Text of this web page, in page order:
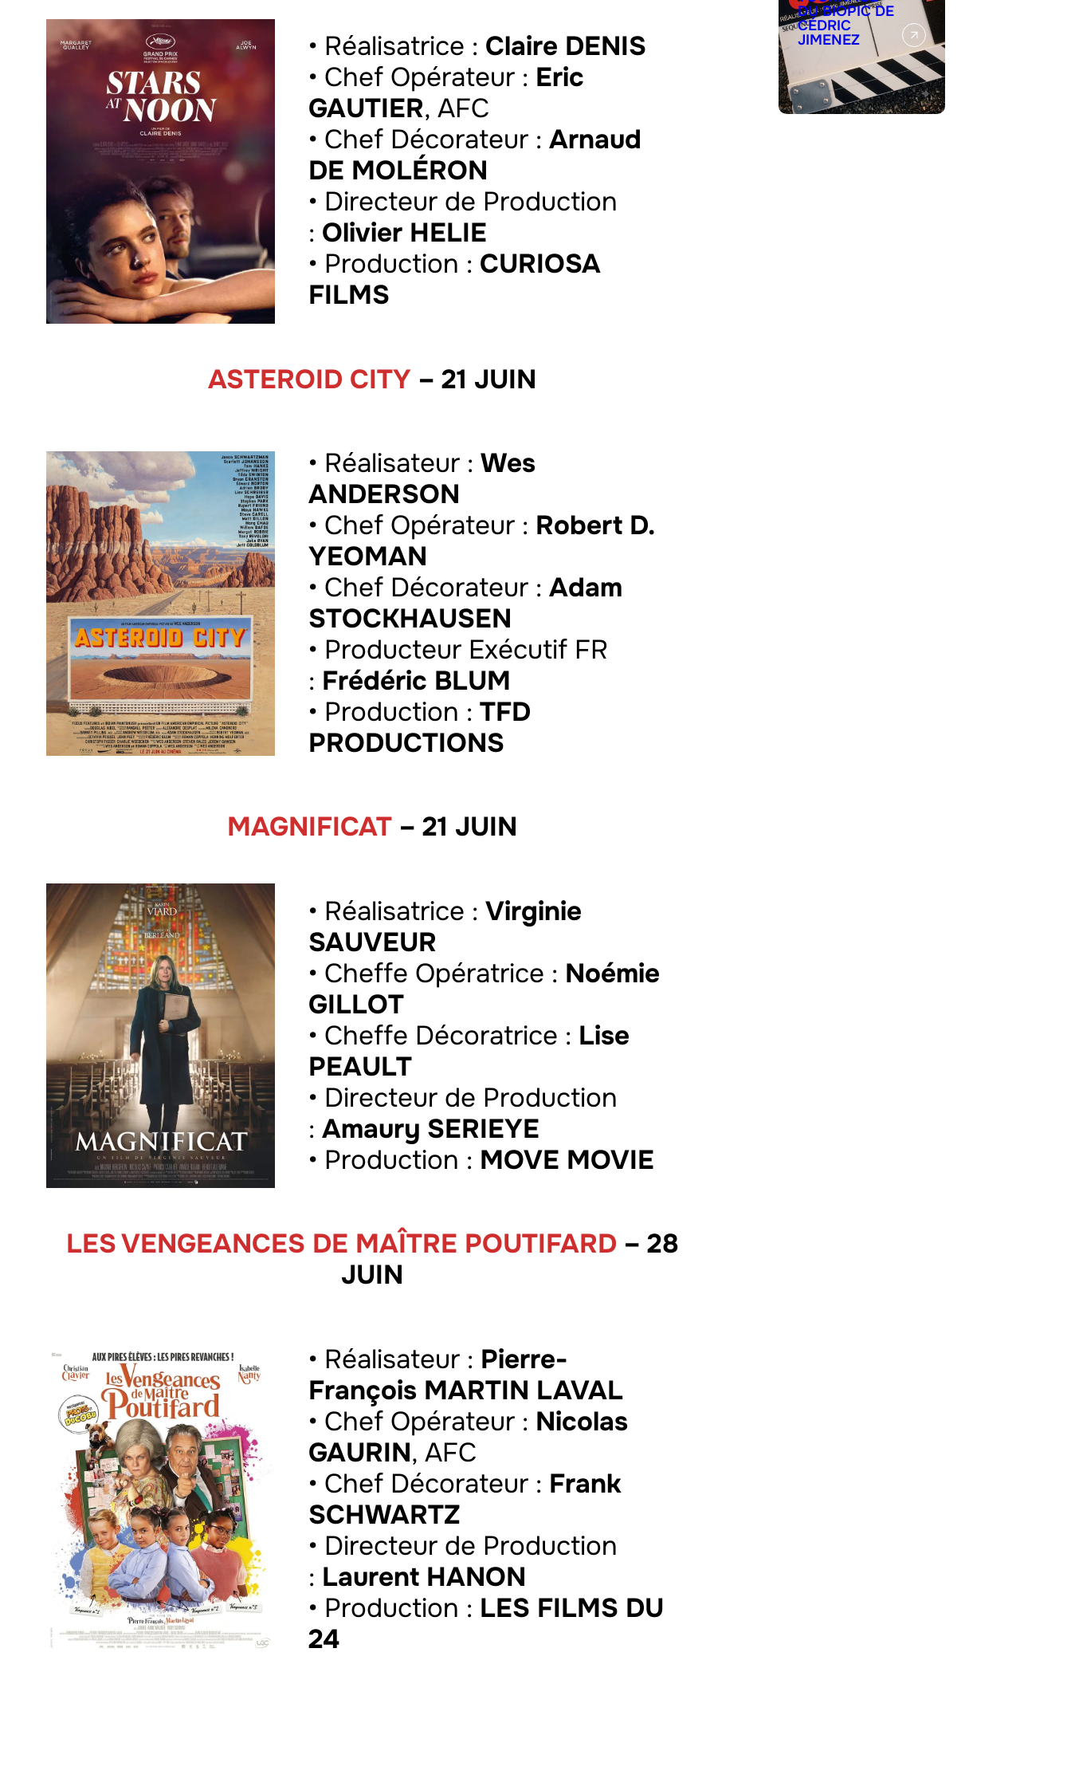
• Réalisatrice : Claire DENIS
• Chef Opérateur : Eric
GAUTIER, AFC
• Chef Décorateur :Arnaud
DE MOLÉRON
• Directeur de Production
: Olivier HELIE
• Production : CURIOSA
FILMS
ASTEROID CITY – 21 JUIN
• Réalisateur :Wes
ANDERSON
• Chef Opérateur : Robert D.
YEOMAN
• Chef Décorateur :Adam
STOCKHAUSEN
• Producteur Exécutif FR
: Frédéric BLUM
• Production :TFD
PRODUCTIONS
MAGNIFICAT – 21 JUIN
• Réalisatrice :Virginie
SAUVEUR
• Cheffe Opératrice : Noémie
GILLOT
• Cheffe Décoratrice : Lise
PEAULT
• Directeur de Production
:Amaury SERIEYE
• Production : MOVE MOVIE
LES VENGEANCES DE MAÎTRE POUTIFARD – 28
JUIN
• Réalisateur : Pierre-
François MARTIN LAVAL
• Chef Opérateur : Nicolas
GAURIN, AFC
• Chef Décorateur : Frank
SCHWARTZ
• Directeur de Production
: Laurent HANON
• Production : LES FILMS DU
24
DU BIOPIC DE
CÉDRIC
JIMENEZ